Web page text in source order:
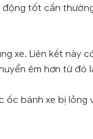
tốt cần
xe. Liên kết này
êm hơn từ đó
ốc bánh xe bị lỏng